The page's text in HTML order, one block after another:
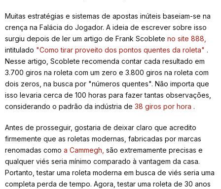
Muitas estratégias e sistemas de apostas inúteis baseiam-se na
crença na Falácia do Jogador. A ideia de escrever sobre isso
surgiu depois de ler um artigo de Frank Scoblete no site 888,
intitulado "Como tirar proveito dos pontos quentes da roleta" .
Nesse artigo, Scoblete recomenda contar cada resultado em
3.700 giros na roleta com um zero e 3.800 giros na roleta com
dois zeros, na busca por "números quentes". Não importa que
isso levaria cerca de 100 horas para fazer tantas observações,
considerando o padrão da indústria de 38 giros por hora .
Antes de prosseguir, gostaria de deixar claro que acredito
firmemente que as roletas modernas, fabricadas por marcas
renomadas como a Cammegh, são extremamente precisas e
qualquer viés seria mínimo comparado à vantagem da casa.
Portanto, testar uma roleta moderna em busca de viés seria uma
completa perda de tempo. Agora, testar uma roleta de 30 anos